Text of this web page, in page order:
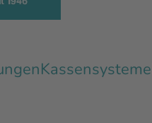
Kassensysteme